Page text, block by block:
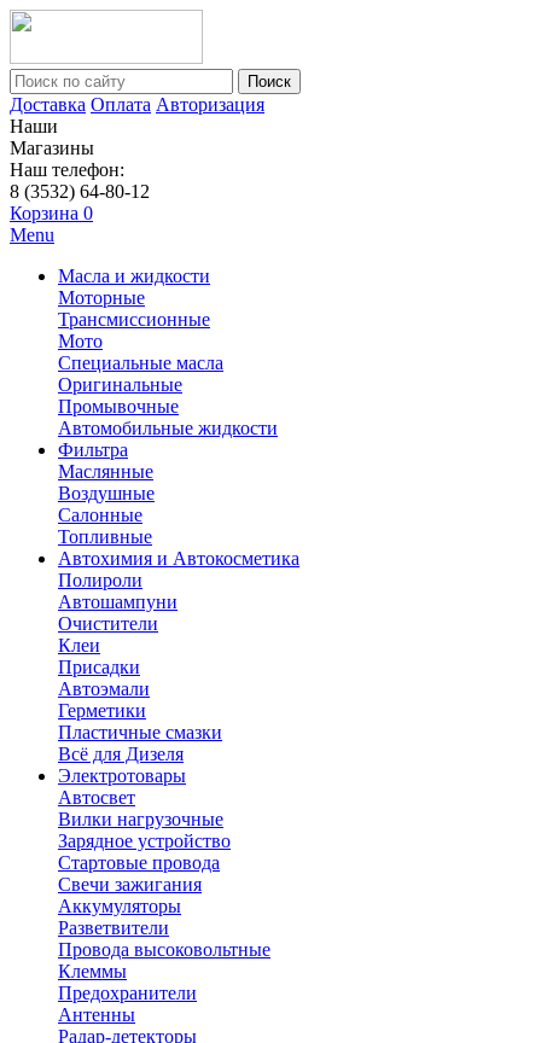
Поиск
Доставка Оплата Авторизация
Наши
Магазины
Наш телефон:
8 (3532) 64-80-12
Корзина 0
Menu
Масла и жидкости
Моторные
Трансмиссионные
Мото
Специальные масла
Оригинальные
Промывочные
Автомобильные жидкости
Фильтра
Маслянные
Воздушные
Салонные
Топливные
Автохимия и Автокосметика
Полироли
Автошампуни
Очистители
Клеи
Присадки
Автоэмали
Герметики
Пластичные смазки
Всё для Дизеля
Электротовары
Автосвет
Вилки нагрузочные
Зарядное устройство
Стартовые провода
Свечи зажигания
Аккумуляторы
Разветвители
Провода высоковольтные
Клеммы
Предохранители
Антенны
Радар-детекторы